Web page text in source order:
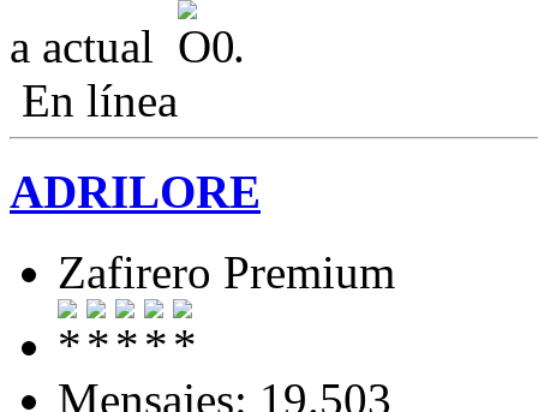
a actual
.
En línea
ADRILORE
Zafirero Premium
Mensajes: 19.503